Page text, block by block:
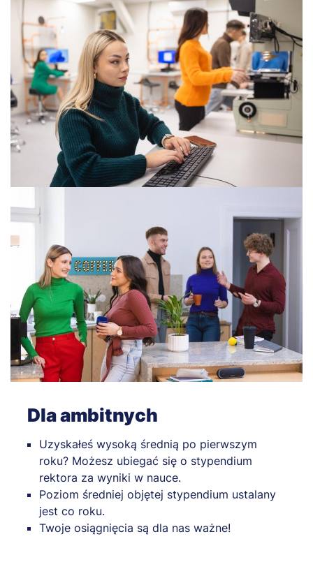
Dla ambitnych
Uzyskałeś wysoką średnią po pierwszym
roku? Możesz ubiegać się o stypendium
rektora za wyniki w nauce.
Poziom średniej objętej stypendium ustalany
jest co roku.
Twoje osiągnięcia są dla nas ważne!